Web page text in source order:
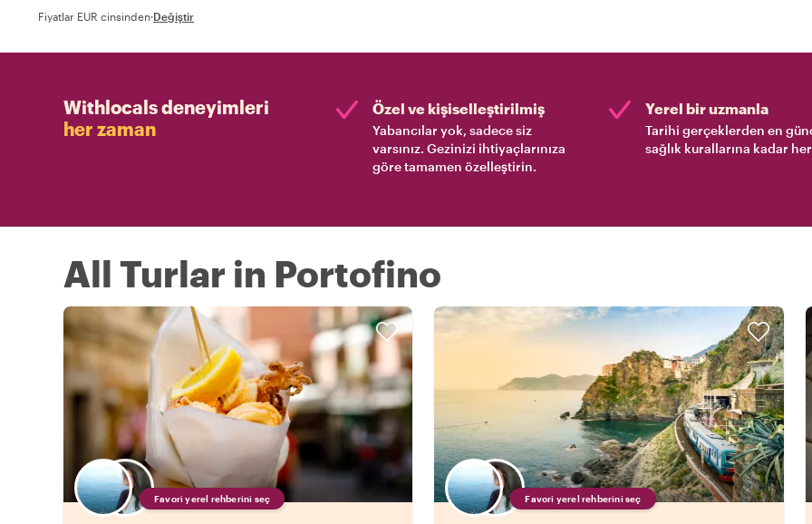
Fiyatlar EUR cinsinden·Değiştir
Withlocals deneyimleri
her zaman
Özel ve kişiselleştirilmiş
Yabancılar yok, sadece siz
varsınız. Gezinizi ihtiyaçlarınıza
göre tamamen özelleştirin.
Yerel bir uzmanla
Tarihi gerçeklerden en
sağlık kurallarına kadar
All Turlar in Portofino
Favori yerel rehberini seç Favori yerel rehberini seç